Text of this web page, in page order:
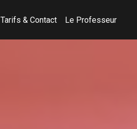
Tarifs & Contact Le Professeur